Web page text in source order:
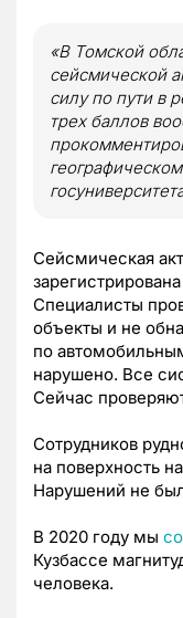
«В Томской
сейсмической
силу по пути в
трех баллов
Сейсмическая
Специалисты
объекты и не
по
нарушено. Все
Сейчас
Сотрудников
на поверхность
Нарушений не
В 2020 году мы
Кузбассе
человека.